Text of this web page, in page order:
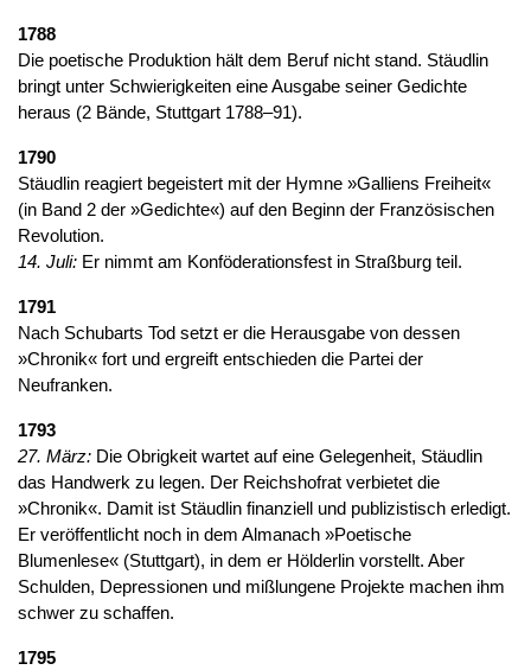
1788
Die poetische Produktion hält dem Beruf nicht stand. Stäudlin
bringt unter Schwierigkeiten eine Ausgabe seiner Gedichte
heraus (2 Bände, Stuttgart 1788–91).
1790
Stäudlin reagiert begeistert mit der Hymne »Galliens Freiheit«
(in Band 2 der »Gedichte«) auf den Beginn der Französischen
Revolution.
14. Juli:Er nimmt am Konföderationsfest in Straßburg teil.
1791
Nach Schubarts Tod setzt er die Herausgabe von dessen
»Chronik« fort und ergreift entschieden die Partei der
Neufranken.
1793
27. März:Die Obrigkeit wartet auf eine Gelegenheit, Stäudlin
das Handwerk zu legen. Der Reichshofrat verbietet die
»Chronik«. Damit ist Stäudlin finanziell und publizistisch erledigt.
Er veröffentlicht noch in dem Almanach »Poetische
Blumenlese« (Stuttgart), in dem er Hölderlin vorstellt. Aber
Schulden, Depressionen und mißlungene Projekte machen ihm
schwer zu schaffen.
1795